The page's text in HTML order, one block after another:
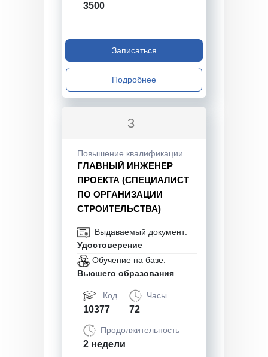
3500
Записаться
Подробнее
3
Повышение квалификации
ГЛАВНЫЙ ИНЖЕНЕР
ПРОЕКТА (СПЕЦИАЛИСТ
ПО ОРГАНИЗАЦИИ
СТРОИТЕЛЬСТВА)
Выдаваемый документ:
Удостоверение
Обучение на базе:
Высшего образования
Код
10377
Часы
72
Продолжительность
2 недели